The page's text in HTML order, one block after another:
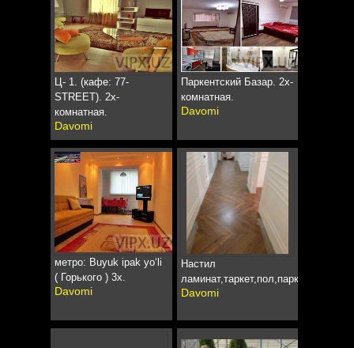
Ц- 1. (кафе: 77-
STREET). 2х-
комнатная.
Davomi
Паркентский Базар. 2х-
комнатная.
Davomi
метро: Buyuk ipak yoʻli
( Горького ) 3х.
Davomi
Настил
Davomi